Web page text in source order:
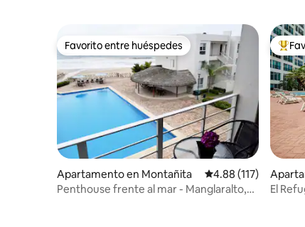
Favorito entre huéspedes
Favorito entre huéspedes
Apartamento en Montañita Calificación
4.88 (117)
Penthouse frente al mar - Manglaralto,
ca
El